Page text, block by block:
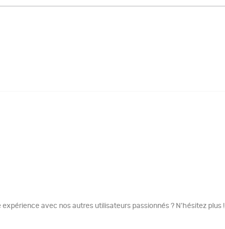
avec nos autres utilisateurs passionnés ? N'hésitez plus !